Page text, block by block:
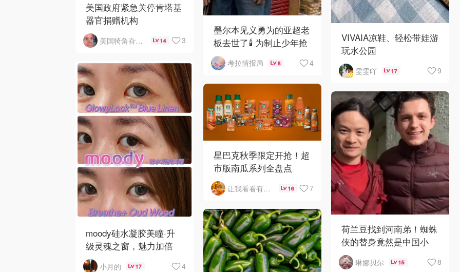
VIVAIA凉鞋、轻松带娃游
玩水公园
雯雯吖 17 9
墨尔本见义勇为的亚超老
板去世了🕯️ 为制止少年抢
劫，竟被当街围殴致死！
考拉情报局 8 4
美国政府紧急关停肯塔基
器官捐赠机构
美国犄角旮旯新鲜事 14 3
moody硅水凝胶美瞳·升
级灵魂之窗，魅力加倍
小月的 17 4
星巴克秋季限定开抢！超
市版南瓜系列全盘点
让我看看有啥好吃的 16 7
荷兰豆找到河南弟！蜘蛛
侠的替身竟然是中国小
哥？！
琳娜贝尔 15 8